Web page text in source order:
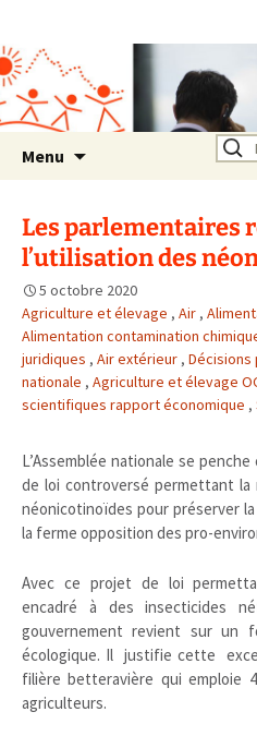
Rhône Alpes
Un environnement sain pour
la santé de tous
Menu
Les parlementaires
l’utilisation des
5 octobre 2020
Agriculture et élevage , Air ,
Alimentation contamination
juridiques , Air extérieur ,
nationale , Agriculture et élevage
scientifiques rapport économique ,
L’Assemblée nationale se
de loi controversé permettant
néonicotinoïdes pour préserver
la ferme opposition des pro-
Avec ce projet de loi
encadré à des insecticides
gouvernement revient sur un
écologique. Il justifie cette
filière betteravière qui emploie
agriculteurs.